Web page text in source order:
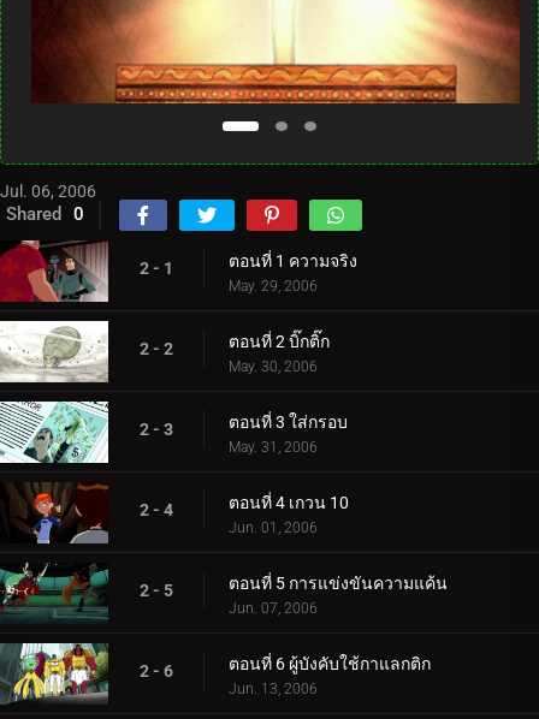
Jul. 06, 2006
Shared 0
2 - 1 ตอนที่ 1 ความจริง
May. 29, 2006
2 - 2 ตอนที่ 2 บิ๊กติ๊ก
May. 30, 2006
2 - 3 ตอนที่ 3 ใส่กรอบ
May. 31, 2006
2 - 4 ตอนที่ 4 เกวน 10
Jun. 01, 2006
2 - 5 ตอนที่ 5 การแข่งขันความแค้น
Jun. 07, 2006
2 - 6 ตอนที่ 6 ผู้บังคับใช้กาแลกติก
Jun. 13, 2006